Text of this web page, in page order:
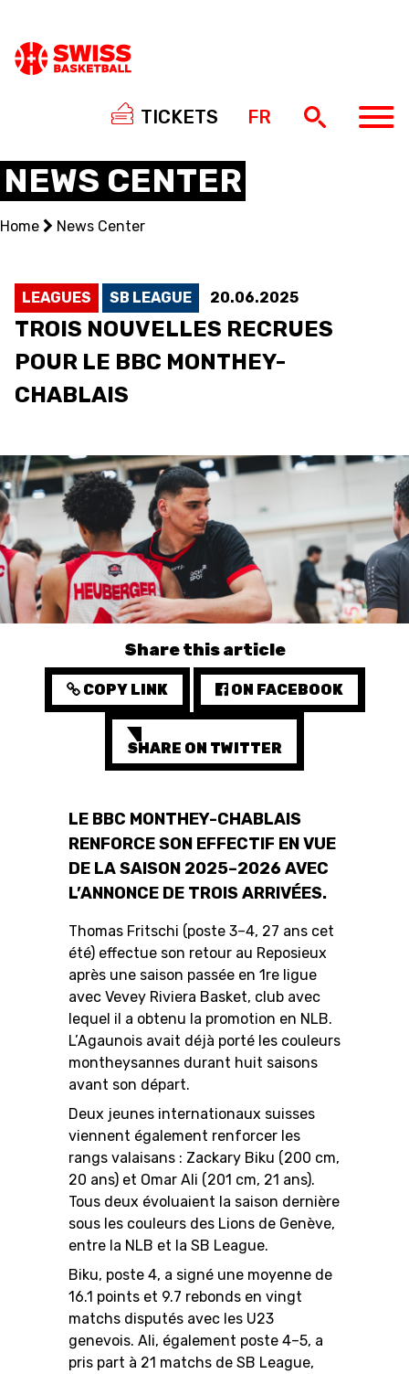
TICKETS FR
CENTRE NATIONAL
NATIONAL COMPETITIONS
YOUTH
MINI BASKET
FORMATION
FÉDÉRATION
BASKET EN FAUTEUIL
ROULANT
MOBILIÈRE BASKETBALL
RESOURCE CENTER CALENDRIER SHOP
MEDIAS STATS
INTÉGRITÉ
NEWS CENTER
Home News Center
LEAGUES SB LEAGUE 20.06.2025
TROIS NOUVELLES RECRUES
POUR LE BBC MONTHEY-
CHABLAIS
Share this article
COPY LINK ON FACEBOOK
SHARE ON TWITTER
LE BBC MONTHEY-CHABLAIS
RENFORCE SON EFFECTIF EN VUE
DE LA SAISON 2025–2026 AVEC
L’ANNONCE DE TROIS ARRIVÉES.
Thomas Fritschi (poste 3–4, 27 ans cet
été) effectue son retour au Reposieux
après une saison passée en 1re ligue
avec Vevey Riviera Basket, club avec
lequel il a obtenu la promotion en NLB.
L’Agaunois avait déjà porté les couleurs
montheysannes durant huit saisons
avant son départ.
Deux jeunes internationaux suisses
viennent également renforcer les
rangs valaisans : Zackary Biku (200 cm,
20 ans) et Omar Ali (201 cm, 21 ans).
Tous deux évoluaient la saison dernière
sous les couleurs des Lions de Genève,
entre la NLB et la SB League.
Biku, poste 4, a signé une moyenne de
16.1 points et 9.7 rebonds en vingt
matchs disputés avec les U23
genevois. Ali, également poste 4–5, a
pris part à 21 matchs de SB League,